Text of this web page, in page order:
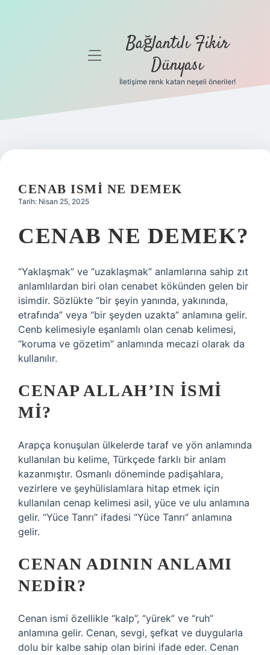
Gizlilik
Hakkımızda
menüyü
Bağlantılı Fikir
Dünyası
İletişime renk katan neşeli öneriler!
CENAB ISMI NE DEMEK
Tarih: Nisan 25, 2025
CENAB NE DEMEK?
“Yaklaşmak” ve “uzaklaşmak” anlamlarına sahip zıt
anlamlılardan biri olan cenabet kökünden gelen bir
isimdir. Sözlükte “bir şeyin yanında, yakınında,
etrafında” veya “bir şeyden uzakta” anlamına gelir.
Cenb kelimesiyle eşanlamlı olan cenab kelimesi,
“koruma ve gözetim” anlamında mecazi olarak da
kullanılır.
CENAP ALLAH’IN ISMI
MI?
Arapça konuşulan ülkelerde taraf ve yön anlamında
kullanılan bu kelime, Türkçede farklı bir anlam
kazanmıştır. Osmanlı döneminde padişahlara,
vezirlere ve şeyhülislamlara hitap etmek için
kullanılan cenap kelimesi asil, yüce ve ulu anlamına
gelir. “Yüce Tanrı” ifadesi “Yüce Tanrı” anlamına
gelir.
CENAN ADININ ANLAMI
NEDIR?
Cenan ismi özellikle “kalp”, “yürek” ve “ruh”
anlamına gelir. Cenan, sevgi, şefkat ve duygularla
dolu bir kalbe sahip olan birini ifade eder. Cenan